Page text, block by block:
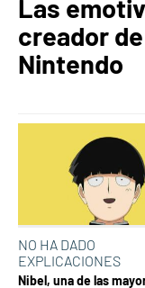
Las
creador
Nintendo
NO HA DADO
EXPLICACIONES
Nibel, una de las